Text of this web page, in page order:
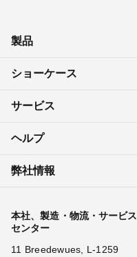
製品
ショーケース
サービス
ヘルプ
弊社情報
本社、製造・物流・サービス
センター
11 Breedewues, L-1259